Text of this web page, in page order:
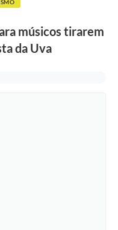
músicos tirarem
da Uva